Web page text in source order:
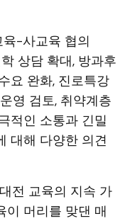
-사교육 협의
상담 확대, 방과후
요 완화, 진로특강
영 검토, 취약계층
적인 소통과 긴밀
대해 다양한 의견
전 교육의 지속 가
이 머리를 맞댄 매